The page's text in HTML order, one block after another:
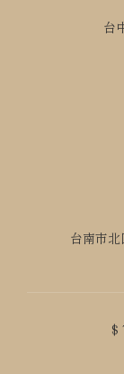
台
台南市
$